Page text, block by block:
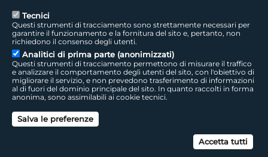
footer - sezione colophon
Sede Legale: Via della Liberazione, 15 - 40128 Bologna BO
Capitale Sociale interamente versato ad oggi: € 69.881.000,00 | P.IVA/C.F.
footer - sezione link utili
Seguici sui social
LepidaTV | Accessibilità | Cookie | Privacy | Social Media Policy
Tecnici
Questi strumenti di tracciamento sono strettamente necessari per
garantire il funzionamento e la fornitura del sito e, pertanto, non
richiedono il consenso degli utenti.
Analitici di prima parte (anonimizzati)
Questi strumenti di tracciamento permettono di misurare il traffico
e analizzare il comportamento degli utenti del sito, con l'obiettivo di
migliorare il servizio, e non prevedono trasferimento di informazioni
al di fuori del dominio principale del sito. In quanto raccolti in forma
anonima, sono assimilabili ai cookie tecnici.
Salva le preferenze
Accetta tutti